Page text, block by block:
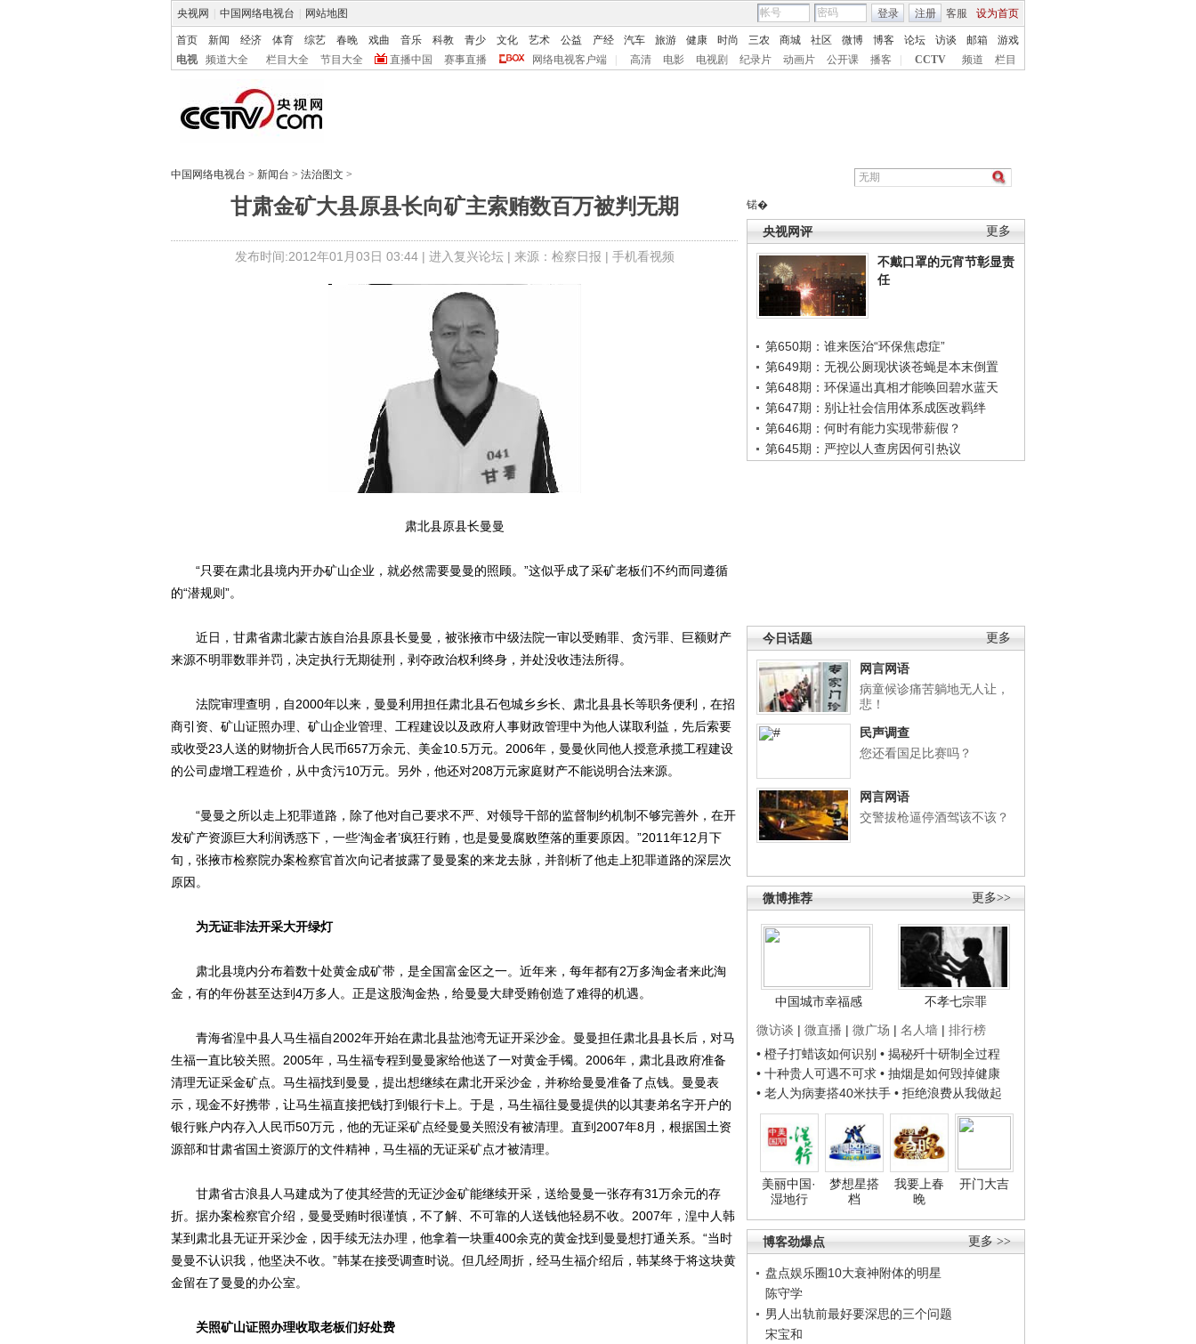
央视网 中国网络电视台 网站地图 客服 设为首页
登录 注册
首页 新闻 经济 体育 综艺 春晚 戏曲 音乐 科教 青少 文化 艺术 公益 产经 汽车 旅游 健康 时尚 三农 商城 社区 微博 博客 论坛 访谈 邮箱
游戏
电视
频道大全 栏目大全 节目大全 直播中国 赛事直播 网络电视客户端 高清 电影 电视剧 纪录片 动画片 公开课 播客 CCTV 频道 栏目
中国网络电视台 > 新闻台 > 法治图文 >
甘肃金矿大县原县长向矿主索贿数百万被判无期
发布时间:2012年01月03日 03:44 | 进入复兴论坛| 来源：检察日报 | 手机看视频
锘�
更多
央视网评
不戴口罩的元宵节彰显责
任
第650期：谁来医治“环保焦虑症”
第649期：无视公厕现状谈苍蝇是本末倒置
第648期：环保逼出真相才能唤回碧水蓝天
第647期：别让社会信用体系成医改羁绊
第646期：何时有能力实现带薪假？
第645期：严控以人查房因何引热议
更多
今日话题
网言网语
病童候诊痛苦躺地无人让，
悲！
民声调查
您还看国足比赛吗？
网言网语
交警拔枪逼停酒驾该不该？
更多>>
微博推荐
中国城市幸福感
不孝七宗罪
微访谈 | 微直播 | 微广场 | 名人墙 | 排行榜
• 橙子打蜡该如何识别 • 揭秘歼十研制全过程
• 十种贵人可遇不可求 • 抽烟是如何毁掉健康
• 老人为病妻搭40米扶手 • 拒绝浪费从我做起
美丽中国·
湿地行
梦想星搭
档
我要上春
晚
开门大吉
更多 >>
博客劲爆点
盘点娱乐圈10大衰神附体的明星
陈守学
男人出轨前最好要深思的三个问题
宋宝和
肃北县原县长曼曼
“只要在肃北县境内开办矿山企业，就必然需要曼曼的照顾。”这似乎成了采矿老板们不约而同遵循
的“潜规则”。
近日，甘肃省肃北蒙古族自治县原县长曼曼，被张掖市中级法院一审以受贿罪、贪污罪、巨额财产
来源不明罪数罪并罚，决定执行无期徒刑，剥夺政治权利终身，并处没收违法所得。
法院审理查明，自2000年以来，曼曼利用担任肃北县石包城乡乡长、肃北县县长等职务便利，在招
商引资、矿山证照办理、矿山企业管理、工程建设以及政府人事财政管理中为他人谋取利益，先后索要
或收受23人送的财物折合人民币657万余元、美金10.5万元。2006年，曼曼伙同他人授意承揽工程建设
的公司虚增工程造价，从中贪污10万元。另外，他还对208万元家庭财产不能说明合法来源。
“曼曼之所以走上犯罪道路，除了他对自己要求不严、对领导干部的监督制约机制不够完善外，在开
发矿产资源巨大利润诱惑下，一些‘淘金者’疯狂行贿，也是曼曼腐败堕落的重要原因。”2011年12月下
旬，张掖市检察院办案检察官首次向记者披露了曼曼案的来龙去脉，并剖析了他走上犯罪道路的深层次
原因。
为无证非法开采大开绿灯
肃北县境内分布着数十处黄金成矿带，是全国富金区之一。近年来，每年都有2万多淘金者来此淘
金，有的年份甚至达到4万多人。正是这股淘金热，给曼曼大肆受贿创造了难得的机遇。
青海省湟中县人马生福自2002年开始在肃北县盐池湾无证开采沙金。曼曼担任肃北县县长后，对马
生福一直比较关照。2005年，马生福专程到曼曼家给他送了一对黄金手镯。2006年，肃北县政府准备
清理无证采金矿点。马生福找到曼曼，提出想继续在肃北开采沙金，并称给曼曼准备了点钱。曼曼表
示，现金不好携带，让马生福直接把钱打到银行卡上。于是，马生福往曼曼提供的以其妻弟名字开户的
银行账户内存入人民币50万元，他的无证采矿点经曼曼关照没有被清理。直到2007年8月，根据国土资
源部和甘肃省国土资源厅的文件精神，马生福的无证采矿点才被清理。
甘肃省古浪县人马建成为了使其经营的无证沙金矿能继续开采，送给曼曼一张存有31万余元的存
折。据办案检察官介绍，曼曼受贿时很谨慎，不了解、不可靠的人送钱他轻易不收。2007年，湟中人韩
某到肃北县无证开采沙金，因手续无法办理，他拿着一块重400余克的黄金找到曼曼想打通关系。“当时
曼曼不认识我，他坚决不收。”韩某在接受调查时说。但几经周折，经马生福介绍后，韩某终于将这块黄
金留在了曼曼的办公室。
关照矿山证照办理收取老板们好处费